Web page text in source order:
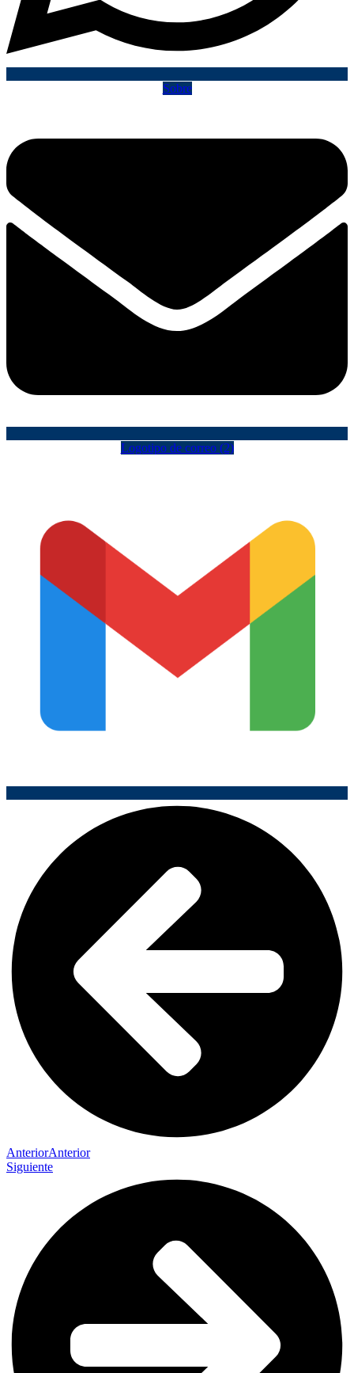
Sobre
Logotipo de correo (2)
AnteriorAnterior
Siguiente